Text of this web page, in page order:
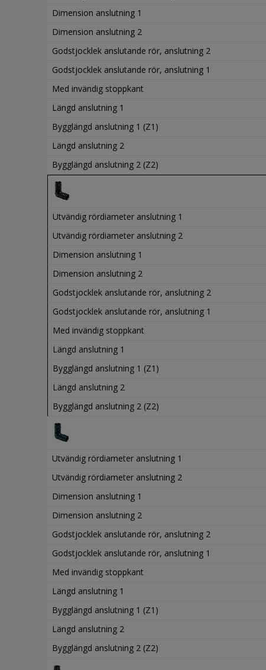
Dimension anslutning 1
Dimension anslutning 2
Godstjocklek anslutande rör, anslutning 2
Godstjocklek anslutande rör, anslutning 1
Med invändig stoppkant
Längd anslutning 1
Bygglängd anslutning 1 (Z1)
Längd anslutning 2
Bygglängd anslutning 2 (Z2)
Utvändig rördiameter anslutning 1
Utvändig rördiameter anslutning 2
Dimension anslutning 1
Dimension anslutning 2
Godstjocklek anslutande rör, anslutning 2
Godstjocklek anslutande rör, anslutning 1
Med invändig stoppkant
Längd anslutning 1
Bygglängd anslutning 1 (Z1)
Längd anslutning 2
Bygglängd anslutning 2 (Z2)
Utvändig rördiameter anslutning 1
Utvändig rördiameter anslutning 2
Dimension anslutning 1
Dimension anslutning 2
Godstjocklek anslutande rör, anslutning 2
Godstjocklek anslutande rör, anslutning 1
Med invändig stoppkant
Längd anslutning 1
Bygglängd anslutning 1 (Z1)
Längd anslutning 2
Bygglängd anslutning 2 (Z2)